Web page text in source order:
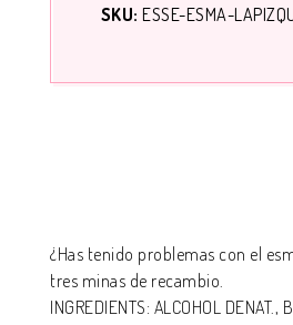
SKU: ESSE-ESMA-
¿Has tenido problemas con el
tres minas de recambio.
INGREDIENTS: ALCOHOL DENAT.,